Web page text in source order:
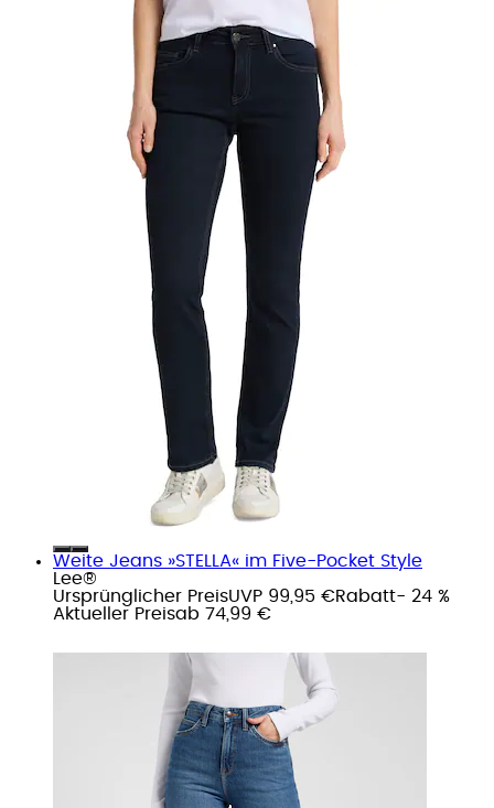
Weite Jeans »STELLA« im Five-Pocket Style
Lee®
Ursprünglicher PreisUVP 99,95 €Rabatt- 24 %
Aktueller Preisab 74,99 €